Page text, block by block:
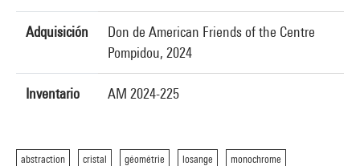
Adquisición
Don de American Friends of the Centre
Pompidou, 2024
Inventario AM 2024-225
abstraction cristal géométrie losange monochrome